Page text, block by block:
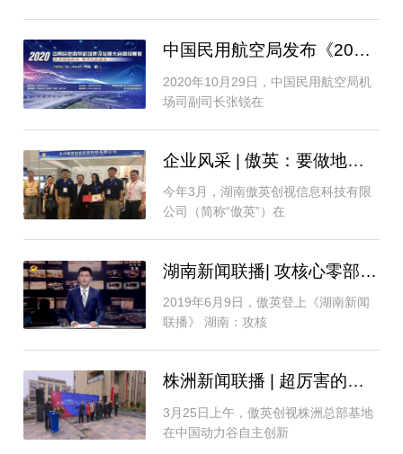
中国民用航空局发布《2020年度四型机场
2020年10月29日，中国民用航空局机
场司副司长张锐在
企业风采 | 傲英：要做地空一体化安防行
今年3月，湖南傲英创视信息科技有限
公司（简称“傲英”）在
湖南新闻联播| 攻核心零部件堡垒夺市场
2019年6月9日，傲英登上《湖南新闻
联播》 湖南：攻核
株洲新闻联播 | 超厉害的红外光电雷达系
3月25日上午，傲英创视株洲总部基地
在中国动力谷自主创新